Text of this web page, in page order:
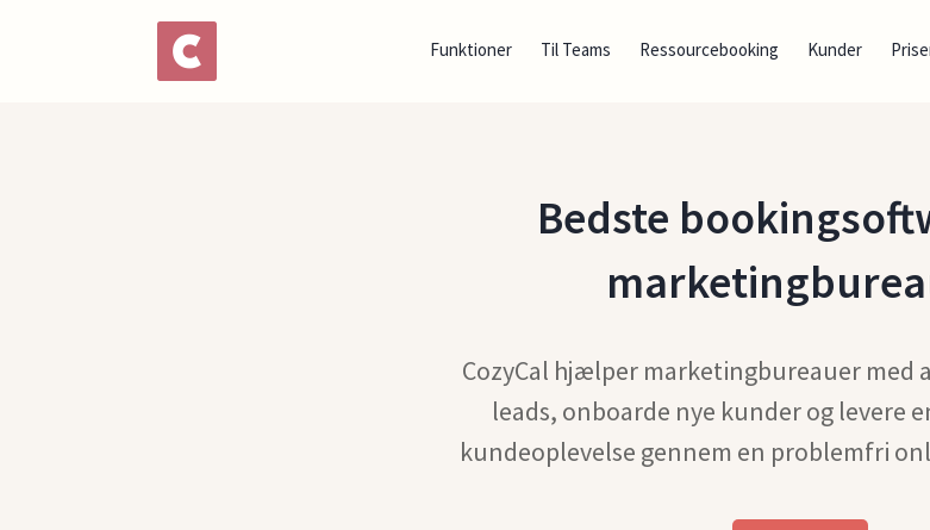
Funktioner Til Teams Ressourcebooking Kunder
Bedste
CozyCal hjælper marketingbureauer med
leads, onboarde nye kunder og levere
kundeoplevelse gennem en problemfri